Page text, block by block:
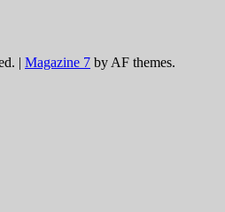
| Magazine 7 by AF themes.